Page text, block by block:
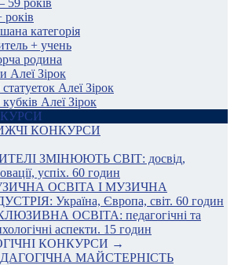
59 років
років
категорія
+ учень
родина
Алеї Зірок
Алеї Зірок
Алеї Зірок
КОНКУРСИ
ЗМІНЮЮТЬ СВІТ: досвід,
успіх. 60 годин
ОСВІТА І МУЗИЧНА
Україна, Європа, світ. 60 годин
ОСВІТА: педагогічні та
аспекти. 15 годин
КОНКУРСИ →
МАЙСТЕРНІСТЬ